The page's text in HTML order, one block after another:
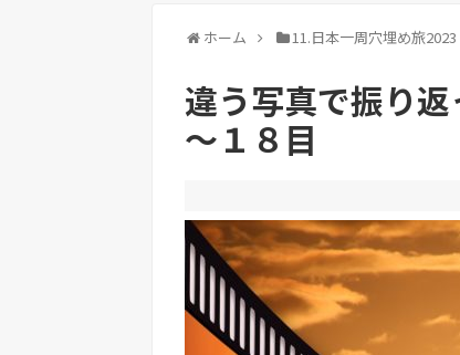
ホーム 11.日本一周穴埋め旅2023
違う写真で振り
～１８目